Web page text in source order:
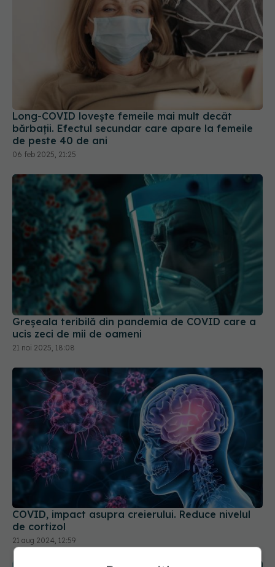
Long-COVID lovește femeile mai mult decât
bărbații. Efectul secundar care apare la femeile
de peste 40 de ani
06 feb 2025, 21:25
Greșeala teribilă din pandemia de COVID care a
ucis zeci de mii de oameni
21 noi 2025, 18:08
COVID, impact asupra creierului. Reduce nivelul
de cortizol
21 aug 2024, 12:59